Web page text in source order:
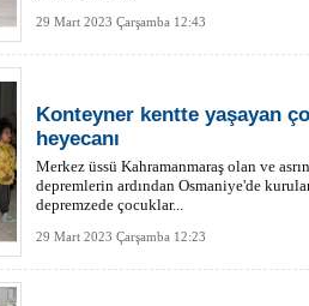
29 Mart 2023 Çarşamba 12:43
Konteyner kentte yaşayan
heyecanı
Merkez üssü Kahramanmaraş olan ve
depremlerin ardından Osmaniye'de
depremzede çocuklar...
29 Mart 2023 Çarşamba 12:23